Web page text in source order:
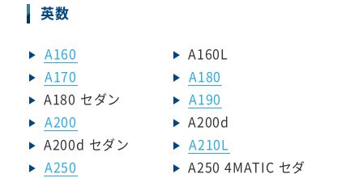
英数
A160
A160L
A170
A180
A180 セダン
A190
A200
A200d
A200d セダン
A210L
A250
A250 4MATIC セダ